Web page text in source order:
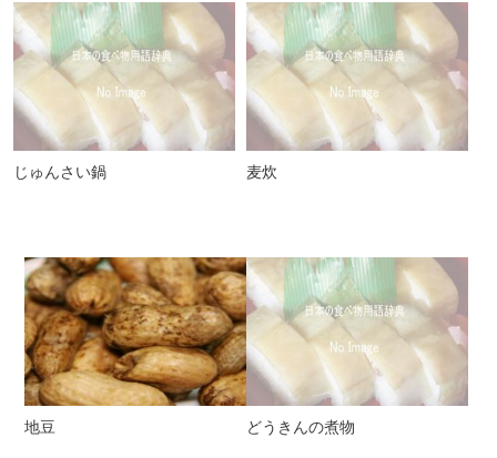
じゅんさい鍋 麦炊
地豆 どうきんの煮物